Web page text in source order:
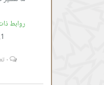
روابط
٠